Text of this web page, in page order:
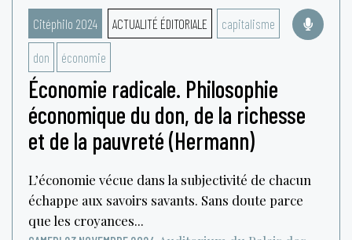
Citéphilo 2024 ACTUALITÉ ÉDITORIALE capitalisme
don économie
Économie radicale. Philosophie
économique du don, de la richesse
et de la pauvreté (Hermann)
L’économie vécue dans la subjectivité de chacun
échappe aux savoirs savants. Sans doute parce
que les croyances...